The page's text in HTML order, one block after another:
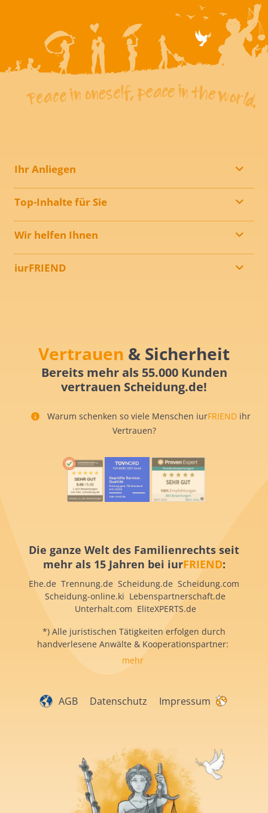
Ihr Anliegen
Top-Inhalte für Sie
Wir helfen Ihnen
iurFRIEND
Vertrauen & Sicherheit
Bereits mehr als 55.000 Kunden
vertrauen Scheidung.de!
Warum schenken so viele Menschen iurFRIEND ihr
Vertrauen?
Die ganze Welt des Familienrechts seit
mehr als 15 Jahren bei iurFRIEND:
Ehe.de Trennung.de Scheidung.de Scheidung.com
Scheidung-online.ki Lebenspartnerschaft.de
Unterhalt.com EliteXPERTS.de
*) Alle juristischen Tätigkeiten erfolgen durch
handverlesene Anwälte & Kooperationspartner:
mehr
AGB Datenschutz Impressum